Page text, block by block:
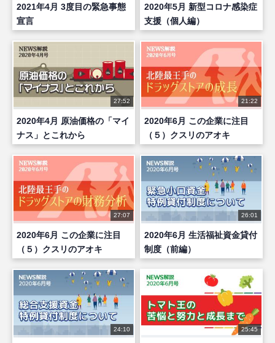
2021年4月 3度目の緊急事態
宣言
2020年5月 新型コロナ感染症
支援（個人編）
27:52
2020年4月 原油価格の「マイ
ナス」とこれから
21:22
2020年6月 この企業に注目
（５）クスリのアオキ
HD（前編）
27:07
2020年6月 この企業に注目
（５）クスリのアオキ
HD（後編）
26:01
2020年6月 生活福祉資金貸付
制度（前編）
24:10 25:45